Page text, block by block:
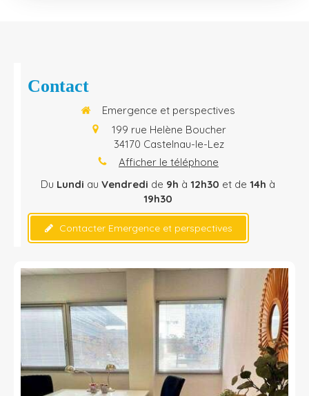
Contact
Emergence et perspectives
199 rue Helène Boucher
34170 Castelnau-le-Lez
Afficher le téléphone
Du Lundi au Vendredi de 9h à 12h30 et de 14h à
19h30
Contacter Emergence et perspectives